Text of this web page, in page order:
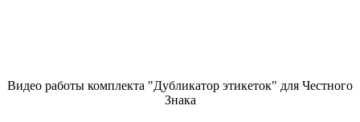
Видео работы комплекта "Дубликатор этикеток" для Честного
Знака